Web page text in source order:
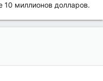
10 миллионов долларов.